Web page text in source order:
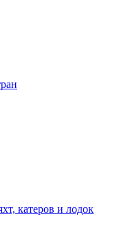
катеров и лодок